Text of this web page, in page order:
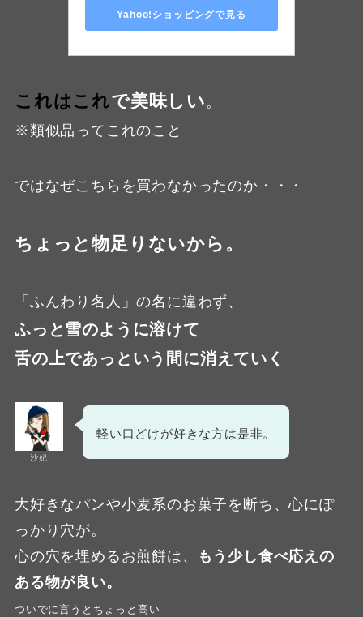
Yahoo!ショッピングで見る
これはこれで美味しい 。
※類似品ってこれのこと
ではなぜこちらを買わなかったのか・・・
ちょっと物足りないから。
「ふんわり名人」の名に違わず、
ふっと雪のように溶けて
舌の上であっという間に消えていく
沙妃
軽い口どけが好きな方は是非。
大好きなパンや小麦系のお菓子を断ち、心にぽ
っかり穴が。
心の穴を埋めるお煎餅は、
もう少し食べ応えの
ある物が良い。
ついでに言うとちょっと高い